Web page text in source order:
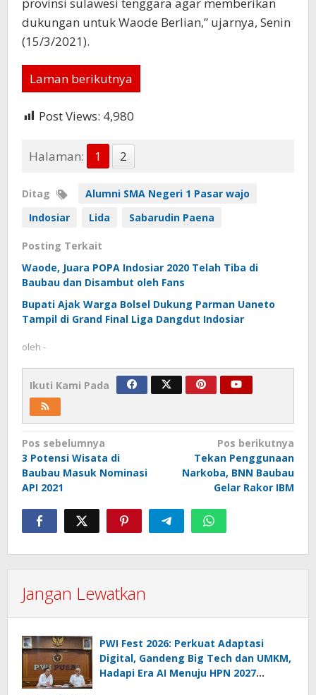
dukungan untuk Waode Berlian,” ujarnya, Senin
(15/3/2021).
Laman berikutnya
Post Views: 4,980
Halaman: 1 2
Ditag
Alumni SMA Negeri 1 Pasar wajo
Indosiar
Lida Sabarudin Paena
Posting Terkait
Waode, Juara POPA Indosiar 2020 Telah Tiba di
Baubau dan Disambut oleh Fans
Bupati Ajak Warga Bolsel Dukung Parman Uaneto
Tampil di Grand Final Liga Dangdut Indosiar
oleh -
Ikuti Kami Pada
Navigasi
pos
Pos sebelumnya
3 Potensi Wisata di
Baubau Masuk Nominasi
API 2021
Pos berikutnya
Tekan Penggunaan
Narkoba, BNN Baubau
Gelar Rakor IBM
Jangan Lewatkan
PWI Fest 2026: Perkuat Adaptasi
Digital, Gandeng Big Tech dan UMKM,
Hadapi Era AI Menuju HPN 2027